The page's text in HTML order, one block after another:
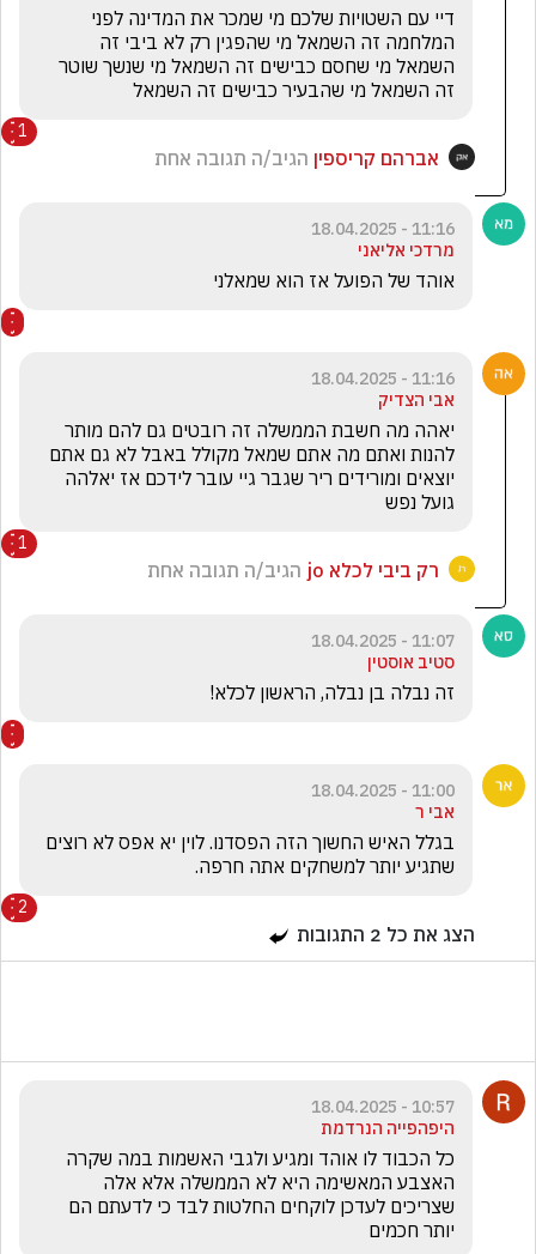
זה השמאל מי שהבעיר כבישים זה השמאל
1
אברהם קריספין הגיב/ה תגובה אחת
11:16 - 18.04.2025
מרדכי אליאני
אוהד של הפועל אז הוא שמאלני
11:16 - 18.04.2025
אבי הצדיק
גועל נפש
1
רק ביבי לכלא jo הגיב/ה תגובה אחת
11:07 - 18.04.2025
סטיב אוסטין
זה נבלה בן נבלה, הראשון לכלא!
11:00 - 18.04.2025
אבי ר
שתגיע יותר למשחקים אתה חרפה.
2
הצג את כל 2 התגובות
10:57 - 18.04.2025
היפהפייה הנרדמת
יותר חכמים